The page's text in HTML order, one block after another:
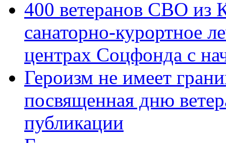
400 ветеранов СВО из
санаторно-курортное
центрах Соцфонда с
Героизм не имеет
посвященная дню
публикации